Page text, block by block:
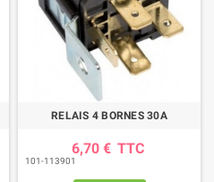
RELAIS 4 BORNES 30A
6,70 € TTC
101-113901